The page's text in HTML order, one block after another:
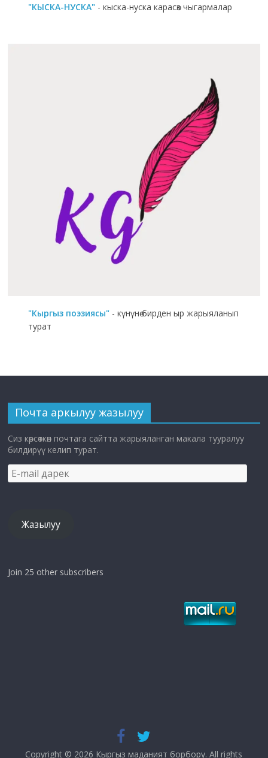
"КЫСКА-НУСКА" - кыска-нуска карасөз чыгармалар
"Кыргыз поэзиясы" - күнүнө бирден ыр жарыяланып
турат
Почта аркылуу жазылуу
Сиз көрсөткөн почтага сайтта жарыяланган макала тууралуу
билдирүү келип турат.
E-
mail
Жазылуу
Join 25 other subscribers
Copyright © 2026 Кыргыз маданият борбору. All rights